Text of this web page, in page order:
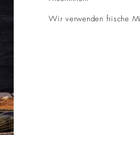
Wir verwenden frische